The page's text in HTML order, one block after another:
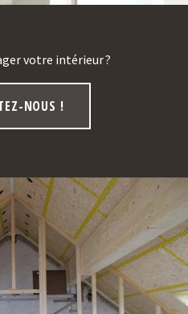
votre intérieur ?
NOUS !